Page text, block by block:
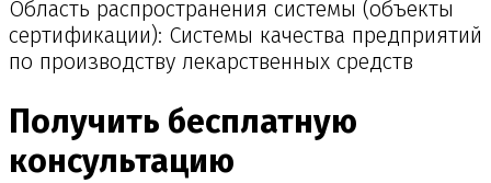
Область распространения системы (объекты
сертификации): Системы качества предприятий
по производству лекарственных средств
Получить бесплатную
консультацию